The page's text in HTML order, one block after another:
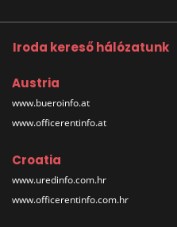
Iroda kereső hálózatunk
Austria
www.bueroinfo.at
www.officerentinfo.at
Croatia
www.uredinfo.com.hr
www.officerentinfo.com.hr